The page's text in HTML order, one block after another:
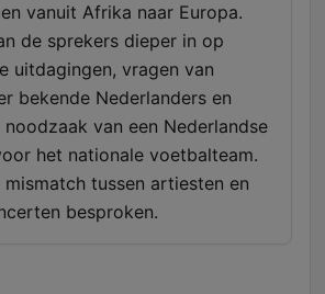
vanuit Afrika naar Europa.
de sprekers dieper in op
uitdagingen, vragen van
bekende Nederlanders en
van een Nederlandse
het nationale voetbalteam.
tussen artiesten en
besproken.